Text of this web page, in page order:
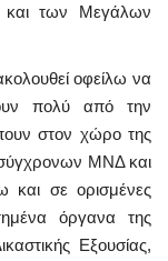
των Μεγάλων
οφείλω να
πολύ από την
στον χώρο της
σύγχρονων ΜΝΔ και
σε ορισμένες
όργανα της
Εξουσίας,